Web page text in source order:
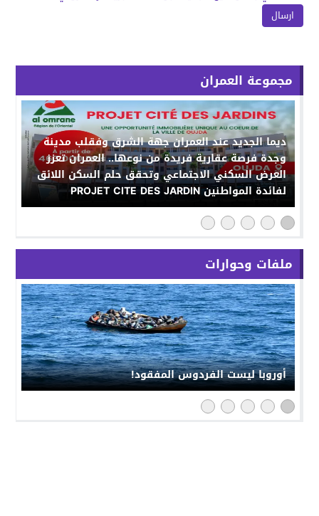
مجموعة العمران
ديما الجديد عند العمران جهة الشرق وفقلب مدينة
وجدة فرصة عقارية فريدة من نوعها.. العمران تعزز
العرض السكني الاجتماعي وتحقق حلم السكن اللائق
لفائدة المواطنين PROJET CITE DES JARDIN
ملفات وحوارات
أوروبا ليست الفردوس المفقود!